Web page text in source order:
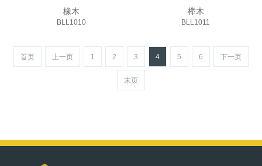
橡木
BLL1010
榉木
BLL1011
首页 上一页 1 2 3 4 5 6 下一页
末页